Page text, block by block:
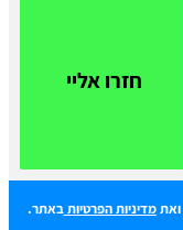
חזרו אליי
ואתמדיניות הפרטיות באתר.